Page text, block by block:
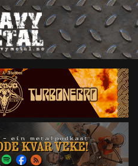
oss